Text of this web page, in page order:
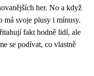
her. No a když
má svoje plusy i mínusy.
fakt hodně lidí, ale
se podívat, co vlastně